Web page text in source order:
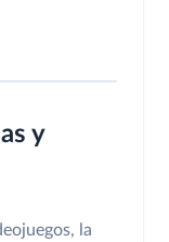
y
la